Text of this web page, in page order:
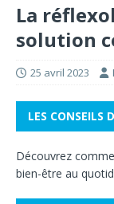
La
solution
25 avril 2023
LES CONSEILS
Découvrez
bien-être au